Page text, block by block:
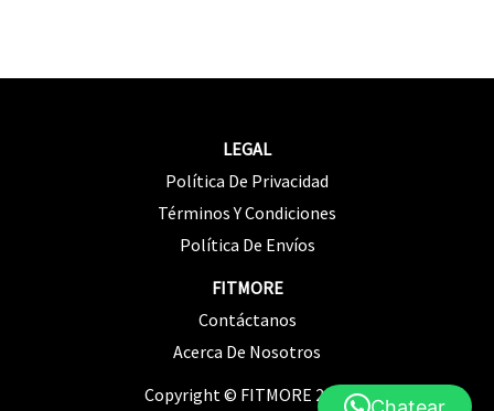
LEGAL
Política De Privacidad
Términos Y Condiciones
Política De Envíos
FITMORE
Contáctanos
Acerca De Nosotros
Copyright © FITMORE 2026